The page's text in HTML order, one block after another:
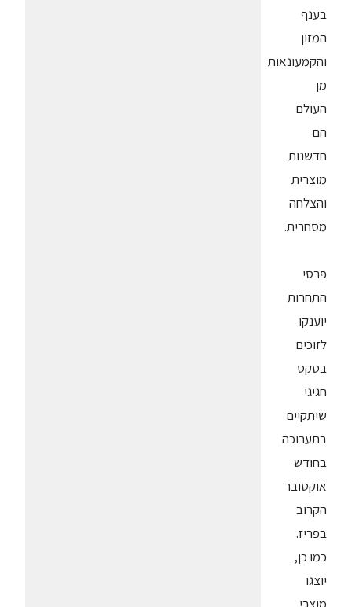
בענף
המזון
והקמעונאות
מן
העולם
הם
חדשנות
מוצרית
והצלחה
מסחרית.
פרסי
התחרות
יוענקו
לזוכים
בטקס
חגיגי
שיתקיים
בתערוכה
בחודש
אוקטובר
הקרוב
בפריז.
כמו כן,
יוצגו